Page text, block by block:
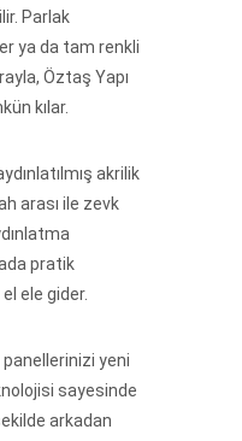
Parlak
ya da tam renkli
Öztaş Yapı
kılar.
akrilik
arası ile zevk
pratik
ele gider.
yeni
sayesinde
arkadan